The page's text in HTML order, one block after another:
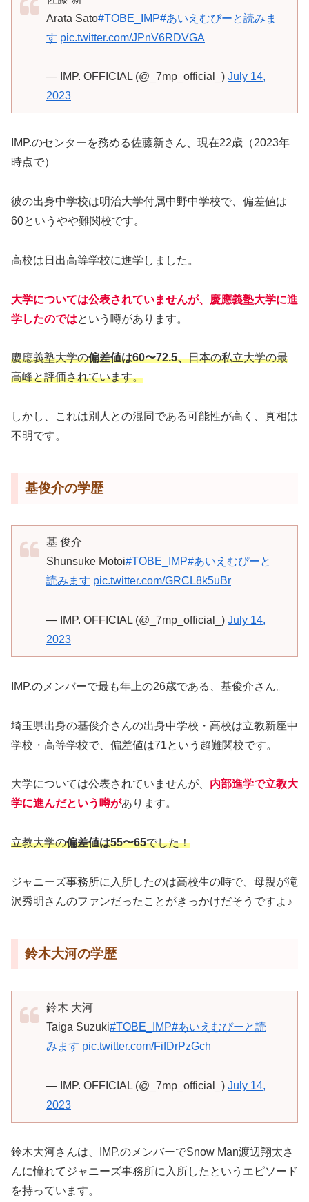
Arata Sato#TOBE_IMP#あいえむぴーと読みま
す pic.twitter.com/JPnV6RDVGA
— IMP. OFFICIAL (@_7mp_official_) July 14,
2023
IMP.のセンターを務める佐藤新さん、現在22歳（2023年
時点で）
彼の出身中学校は明治大学付属中野中学校で、偏差値は
60というやや難関校です。
高校は日出高等学校に進学しました。
大学については公表されていませんが、慶應義塾大学に進
学したのではという噂があります。
慶應義塾大学の偏差値は60〜72.5、日本の私立大学の最
高峰と評価されています。
しかし、これは別人との混同である可能性が高く、真相は
不明です。
基俊介の学歴
基 俊介
Shunsuke Motoi#TOBE_IMP#あいえむぴーと
読みます pic.twitter.com/GRCL8k5uBr
— IMP. OFFICIAL (@_7mp_official_) July 14,
2023
IMP.のメンバーで最も年上の26歳である、基俊介さん。
埼玉県出身の基俊介さんの出身中学校・高校は立教新座中
学校・高等学校で、偏差値は71という超難関校です。
大学については公表されていませんが、 内部進学で立教大
学に進んだという噂があります。
立教大学の偏差値は55〜65でした！
ジャニーズ事務所に入所したのは高校生の時で、母親が滝
沢秀明さんのファンだったことがきっかけだそうですよ♪
鈴木大河の学歴
鈴木 大河
Taiga Suzuki#TOBE_IMP#あいえむぴーと読
みます pic.twitter.com/FifDrPzGch
— IMP. OFFICIAL (@_7mp_official_) July 14,
2023
鈴木大河さんは、IMP.のメンバーでSnow Man渡辺翔太さ
んに憧れてジャニーズ事務所に入所したというエピソード
を持っています。